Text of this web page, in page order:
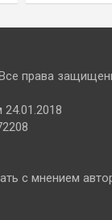
права
с мнением